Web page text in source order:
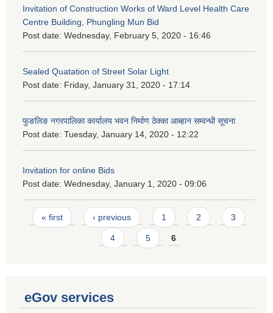
Invitation of Construction Works of Ward Level Health Care
Centre Building, Phungling Mun Bid
Post date: Wednesday, February 5, 2020 - 16:46
Sealed Quatation of Street Solar Light
Post date: Friday, January 31, 2020 - 17:14
फुङलिङ नगरपालिका कार्यालय भवन निर्माण ठेक्का आब्हान सम्वन्धी सूचना
Post date: Tuesday, January 14, 2020 - 12:22
Invitation for online Bids
Post date: Wednesday, January 1, 2020 - 09:06
Pages
« first ‹ previous 1 2 3
4 5 6
eGov services